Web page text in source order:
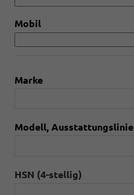
Mobil
Marke
Modell, Ausstattungslinie
HSN (4-stellig)